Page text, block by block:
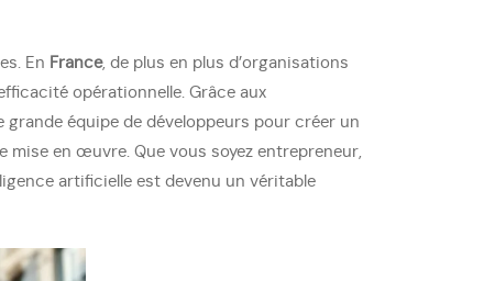
En France, de plus en plus d’organisations
opérationnelle. Grâce aux
grande équipe de développeurs pour créer un
mise en œuvre. Que vous soyez entrepreneur,
artificielle est devenu un véritable